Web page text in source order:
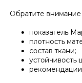
Обратите внимание
показатель
плотность
состав ткани;
устойчивость